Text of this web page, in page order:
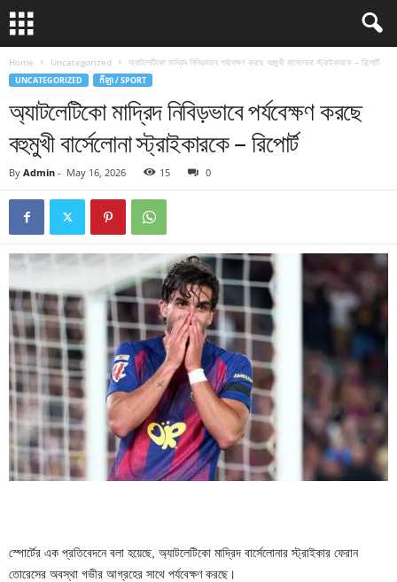
Home Uncategorized অ্যাটলেটিকো মাদ্রিদ নিবিড়ভাবে পর্যবেক্ষণ করছে বহুমুখী বার্সেলোনা স্ট্রাইকারকে – রিপোর্ট
UNCATEGORIZED កីឡា / SPORT
অ্যাটলেটিকো মাদ্রিদ নিবিড়ভাবে পর্যবেক্ষণ করছে
বহুমুখী বার্সেলোনা স্ট্রাইকারকে – রিপোর্ট
By Admin - May 16, 2026 15 0
স্পোর্টের এক প্রতিবেদনে বলা হয়েছে, অ্যাটলেটিকো মাদ্রিদ বার্সেলোনার স্ট্রাইকার ফেরান
তোরেসের অবস্থা গভীর আগ্রহের সাথে পর্যবেক্ষণ করছে।